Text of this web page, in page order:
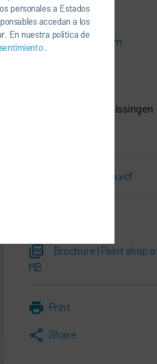
personales a Estados
accedan a los
En nuestra política de
.
+49 7142 78-0
sales@durr.com
74321 Bietigheim-Bissingen
Tarjeta de visita.vcf
Brochure | Paint shop
MB
Print
Share